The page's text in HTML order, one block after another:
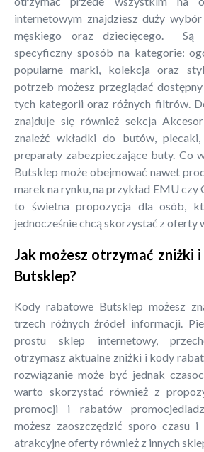
internetowym znajdziesz duży
męskiego oraz dziecięcego. Są
specyficzny sposób na kategorie:
popularne marki, kolekcja oraz
potrzeb możesz przeglądać
tych kategorii oraz różnych filtrów.
znajduje się również sekcja
znaleźć wkładki do butów,
preparaty zabezpieczające buty. Co
Butsklep może obejmować nawet
marek na rynku, na przykład EMU czy
to świetna propozycja dla osób,
jednocześnie chcą skorzystać z oferty
Jak możesz otrzymać zniżki
Butsklep?
Kody rabatowe Butsklep możesz
trzech różnych źródeł informacji.
prostu sklep internetowy,
otrzymasz aktualne zniżki i kody
rozwiązanie może być jednak
warto skorzystać również z
promocji i rabatów
możesz zaoszczędzić sporo czasu
atrakcyjne oferty również z innych